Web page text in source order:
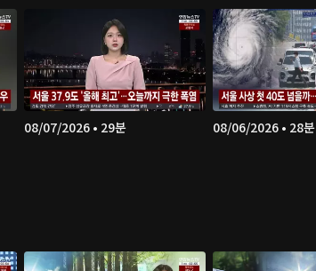
08/07/2026 • 29분 08/06/2026 • 28분